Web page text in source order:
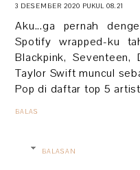
3 DESEMBER 2020 PUKUL 08.21
Aku...ga pernah
Spotify wrapped-ku
Blackpink,
Taylor Swift muncul
Pop di daftar top 5
BALAS
BALASAN